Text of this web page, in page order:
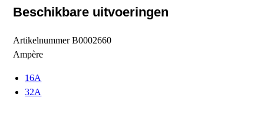
Beschikbare uitvoeringen
ArtikelnummerB0002660
Ampère
16A
32A